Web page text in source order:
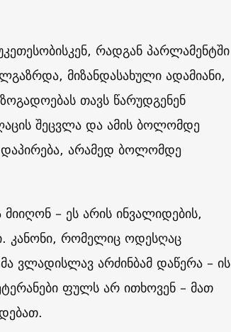
რადგან პარლამენტში
მიზანდასახული ადამიანი,
თავს წარუდგენენ
შეცვლა და ამის ბოლომდე
არამედ ბოლომდე
– ეს არის ინვალიდების,
კანონი, რომელიც ოდესღაც
ვლადისლავ არძინბამ დაწერა – ის
ფულს არ ითხოვენ – მათ